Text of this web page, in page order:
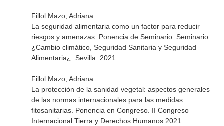
Fillol Mazo, Adriana:
La seguridad alimentaria como un factor para reducir
riesgos y amenazas. Ponencia de Seminario. Seminario
¿Cambio climático, Seguridad Sanitaria y Seguridad
Alimentaria¿. Sevilla. 2021
Fillol Mazo, Adriana:
La protección de la sanidad vegetal: aspectos generales
de las normas internacionales para las medidas
fitosanitarias. Ponencia en Congreso. II Congreso
Internacional Tierra y Derechos Humanos 2021: